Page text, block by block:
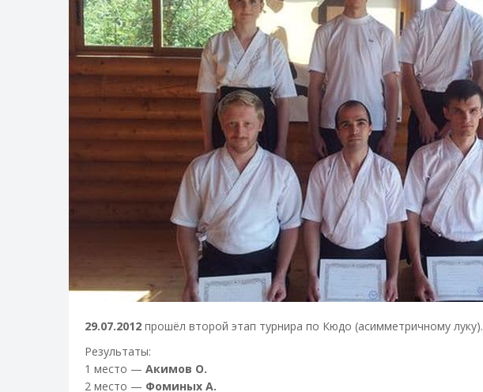
29.07.2012 прошёл второй этап турнира по Кюдо (асимметричному луку).
Результаты:
1 место — Акимов О.
2 место — Фоминых А.